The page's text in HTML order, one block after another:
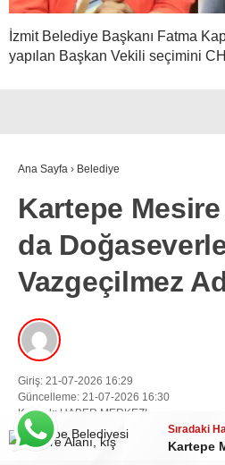
Sıradaki Haber
Sıradaki Haber
İzmit Belediye Başkanı Fatma
yapılan Başkan Vekili seçimini
Sıradaki
Ana Sayfa › Belediye
Kartepe Mesire
da
Vazgeçilmez
Giriş: 21-07-2026 16:29
Güncelleme: 21-07-2026 16:30
Kaynak: HABER MERKEZI